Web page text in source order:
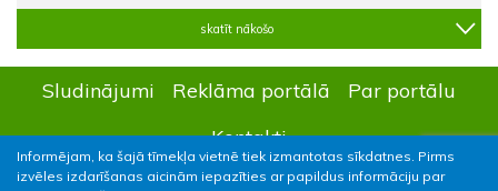
Informējam, ka šajā tīmekļa vietnē tiek izmantotas sīkdatnes. Pirms
izvēles izdarīšanas aicinām iepazīties ar papildus informāciju par
skatīt nākošo
Sludinājumi Reklāma portālā
Par portālu
Kontakti